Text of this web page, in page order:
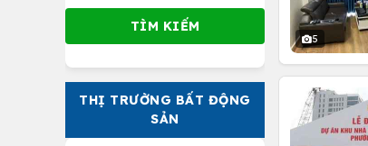
THỊ TRƯỜNG BẤT ĐỘNG
SẢN
5